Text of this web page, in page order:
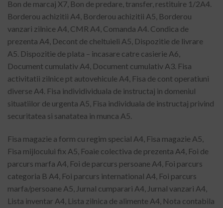
Bon de marcaj X7, Bon de predare, transfer, restituire 1/2A4.
Borderou achizitii A4, Borderou achizitii A5, Borderou
vanzari zilnice A4, CMR A4, Comanda A4. Condica de
prezenta A4, Decont de cheltuieli A5, Dispozitie de livrare
A5. Dispozitie de plata – incasare catre casierie A6,
Document cumulativ A4, Document cumulativ A3. Fisa
activitatii zilnice pt autovehicule A4, Fisa de cont operatiuni
diverse A4. Fisa individividuala de instructaj in domeniul
situatiilor de urgenta A5, Fisa individuala de instructaj privind
securitatea si sanatatea in munca A5.
Fisa magazie a form cu regim special A4, Fisa magazie A5,
Fisa mijlocului fix A5, Foaie colectiva de prezenta A4, Foi de
parcurs marfa A4, Foi de parcurs persoane A4, Foi parcurs
categoria B A4, Foi parcurs international A4, Foi parcurs
marfa/persoane A5, Jurnal cumparari A4, Jurnal vanzari A4,
Lista inventar A4, Lista zilnica de alimente A4, Nota contabila